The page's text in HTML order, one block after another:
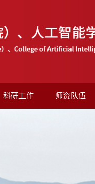
科研工作 师资队伍